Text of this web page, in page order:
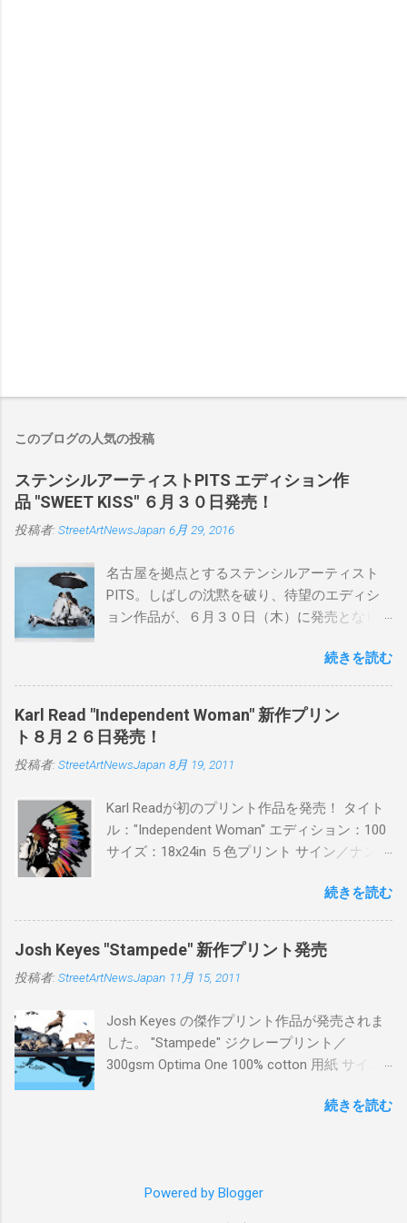
このブログの人気の投稿
ステンシルアーティストPITS エディション作
品 "SWEET KISS" ６月３０日発売！
投稿者: StreetArtNewsJapan 6月 29, 2016
名古屋を拠点とするステンシルアーティスト
PITS。しばしの沈黙を破り、待望のエディシ
ョン作品が、６月３０日（木）に発売となり
品に落とし込むスタイルは今作でも健在。(
PITSの過去記事はこちらから ) 発売日：6月30
日(木)19時 タイトル：SWEET KISS カラー：
BLUE/MINT GREEN/PINK/YELLOW エディショ
ン：各色５ サイズ：800mm × 550mm 価格：
¥16,000(¥17,280) 購入は、 こちら から
続きを読む
Karl Read "Independent Woman" 新作プリン
ト８月２６日発売！
投稿者: StreetArtNewsJapan 8月 19, 2011
Karl Readが初のプリント作品を発売！ タイト
ル："Independent Woman" エディション：100
サイズ：18x24in ５色プリント サイン／ナンバ
ドフィニッシュバージョン（エディション：
25）$125 購入は８月２６日に こちら から
続きを読む
Josh Keyes "Stampede" 新作プリント発売
投稿者: StreetArtNewsJapan 11月 15, 2011
Josh Keyes の傑作プリント作品が発売されま
した。 "Stampede" ジクレープリント／
300gsm Optima One 100% cotton 用紙 サイズ:
ィション：350 価格: $350 + 送料 購入は こち
続きを読む
Powered by Blogger